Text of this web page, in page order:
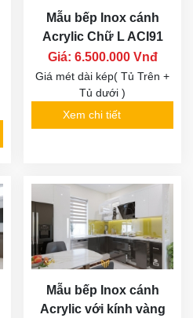
Mẫu bếp Inox cánh
Acrylic Chữ L ACI91
Giá: 6.500.000 Vnđ
Giá mét dài kép( Tủ Trên +
Tủ dưới )
Xem chi tiết
Mẫu bếp Inox cánh
Acrylic với kính vàng